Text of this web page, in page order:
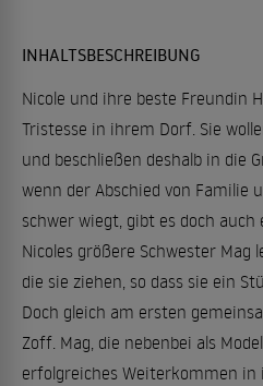
INHALTSBESCHREIBUNG
Nicole und ihre beste Freundin
Tristesse in ihrem Dorf. Sie
und beschließen deshalb in die
wenn der Abschied von Familie
schwer wiegt, gibt es doch
Nicoles größere Schwester Mag
die sie ziehen, so dass sie ein
Doch gleich am ersten
Zoff. Mag, die nebenbei als
erfolgreiches Weiterkommen